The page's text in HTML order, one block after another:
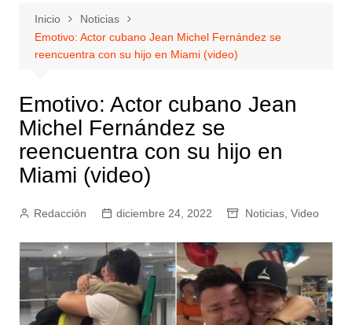
Inicio
Noticias
Emotivo: Actor cubano Jean Michel Fernández se
reencuentra con su hijo en Miami (video)
Emotivo: Actor cubano Jean
Michel Fernández se
reencuentra con su hijo en
Miami (video)
Redacción diciembre 24, 2022 Noticias, Video